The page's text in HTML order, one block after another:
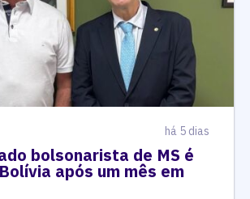
há 5 dias
bolsonarista de MS é
após um mês em